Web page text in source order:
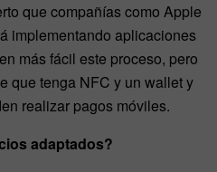
que compañías como Apple
implementando aplicaciones
más fácil este proceso, pero
que tenga NFC y un wallet y
realizar pagos móviles.
adaptados?